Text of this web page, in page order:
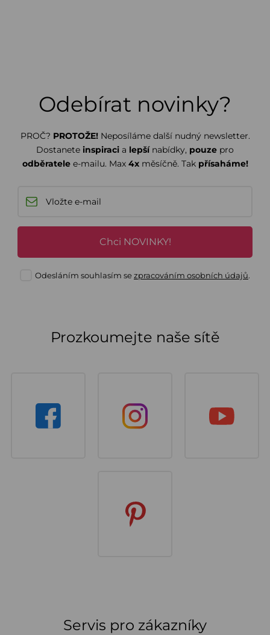
Odebírat novinky?
PROČ? PROTOŽE! Neposíláme další nudný newsletter.
Dostanete inspiraci a lepšínabídky, pouze pro
odběratelee-mailu. Max 4xměsíčně. Tak přísaháme!
Chci NOVINKY!
Odesláním souhlasím sezpracováním osobních údajů.
Prozkoumejte naše sítě
Servis pro zákazníky